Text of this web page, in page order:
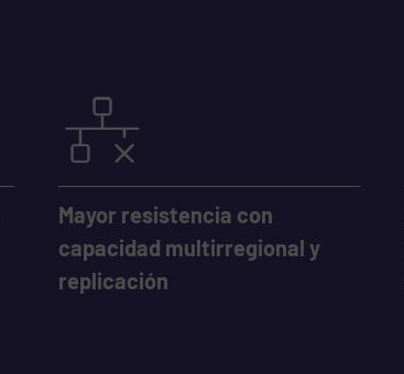
Mayor resistencia con
capacidad multirregional y
replicación